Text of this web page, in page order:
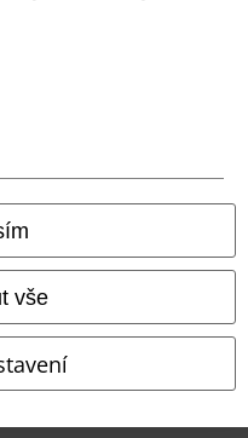
vše
prostředí